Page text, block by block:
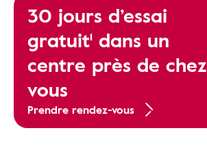
30 jours d’essai
gratuit¹ dans un
centre près de chez
vous
Prendre rendez-vous